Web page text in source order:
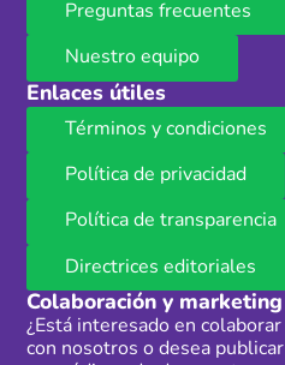
Preguntas frecuentes
Nuestro equipo
Enlaces útiles
Términos y condiciones
Política de privacidad
Política de transparencia
Directrices editoriales
Colaboración y marketing
¿Está interesado en colaborar
con nosotros o desea publicar